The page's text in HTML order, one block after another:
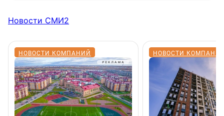
Новости СМИ2
НОВОСТИ КОМПАНИЙ НОВОСТИ